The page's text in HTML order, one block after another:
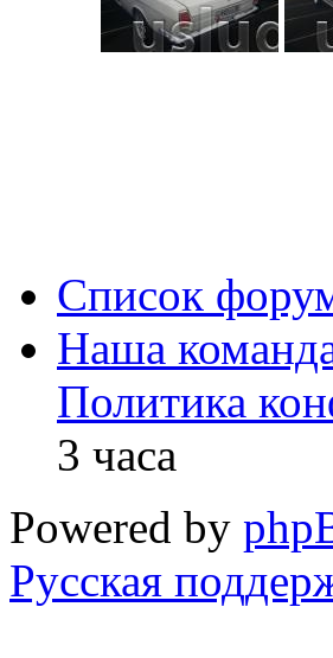
Список
Наша
Политика
3 часа
Powered by
Русская